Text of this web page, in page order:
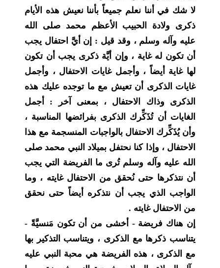
لا شك في أننا نعلم جميعاً بأننا نعيش هذه الأيام
ذكرى ولادة الحبيب الأعظم محمد صلى الله
عليه وآله وسلم ، وقد قيل : إن أيَّ احتفال يجب
أن تكون له غاية ، وإن أيَّة ذكرى يجب أن تكون
لها غاية أيضاً ، وأجمل غايات الاحتفال ، وأجمل
غايات الذكرى أن تعيش مع ما توجده عليك هذه
الذكرى وذاك الاحتفال ، بمعنى آخر : أجمل
الغايات أن تُذَكِّرك الذكرى بفرائضها المناسبة ،
وأن يُذَكِّرك الاحتفال بالواجبات المنسجمة مع هذا
الاحتفال ، وإذا كنا نحتفل بميلاد النبي محمد صلى
الله عليه وآله وسلم تُرى ما الفريضة التي يجب
أن نتذكرها حتى نُحقق من الاحتفال غايته ، وما
الواجب الذي يجب أن نتذكره أيضاً حتى نحقق
من الاحتفال غايته .
إن هناك فريضة - أخشى من أن تكون مَنسيَّةً -
يتناسب ذكرها مع الذكرى ، ويتناسب التذكير بها
مع الذكرى ، هذه الفريضة هي محبة النبي عليه